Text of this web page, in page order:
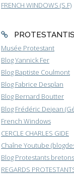
FRENCH WINDOWS (S.F)
Musée Protestant
Blog Yannick Fer
Blog Baptiste Coulmont
Blog Fabrice Desplan
Blog Bernard Boutter
Blog Frédéric Dejean
French Windows
CERCLE CHARLES GIDE
Chaîne Youtube
Blog Protestants bretons
REGARDS